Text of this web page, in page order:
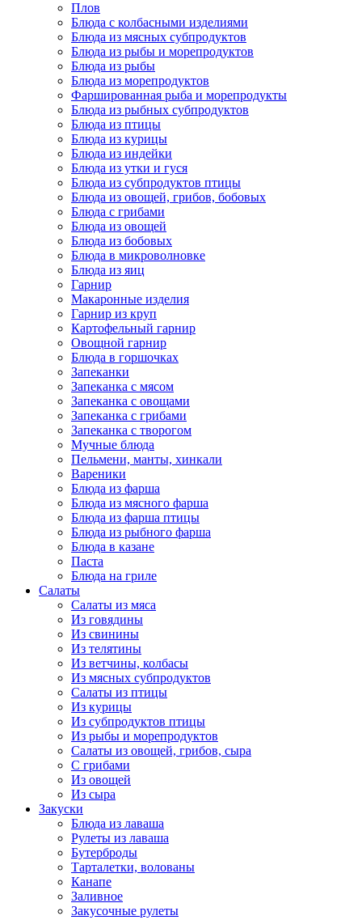
Плов
Блюда с колбасными изделиями
Блюда из мясных субпродуктов
Блюда из рыбы и морепродуктов
Блюда из рыбы
Блюда из морепродуктов
Фаршированная рыба и морепродукты
Блюда из рыбных субпродуктов
Блюда из птицы
Блюда из курицы
Блюда из индейки
Блюда из утки и гуся
Блюда из субпродуктов птицы
Блюда из овощей, грибов, бобовых
Блюда с грибами
Блюда из овощей
Блюда из бобовых
Блюда в микроволновке
Блюда из яиц
Гарнир
Макаронные изделия
Гарнир из круп
Картофельный гарнир
Овощной гарнир
Блюда в горшочках
Запеканки
Запеканка с мясом
Запеканка с овощами
Запеканка с грибами
Запеканка с творогом
Мучные блюда
Пельмени, манты, хинкали
Вареники
Блюда из фарша
Блюда из мясного фарша
Блюда из фарша птицы
Блюда из рыбного фарша
Блюда в казане
Паста
Блюда на гриле
Салаты
Салаты из мяса
Из говядины
Из свинины
Из телятины
Из ветчины, колбасы
Из мясных субпродуктов
Салаты из птицы
Из курицы
Из субпродуктов птицы
Из рыбы и морепродуктов
Салаты из овощей, грибов, сыра
С грибами
Из овощей
Из сыра
Закуски
Блюда из лаваша
Рулеты из лаваша
Бутерброды
Тарталетки, волованы
Канапе
Заливное
Закусочные рулеты